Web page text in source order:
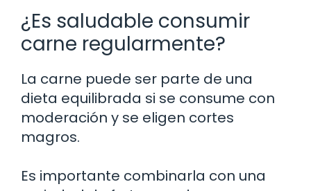
¿Es saludable consumir
carne regularmente?
La carne puede ser parte de una
dieta equilibrada si se consume con
moderación y se eligen cortes
magros.
Es importante combinarla con una